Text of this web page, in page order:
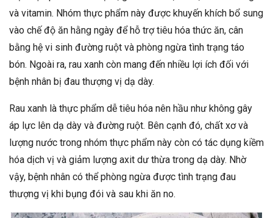
và vitamin. Nhóm thực phẩm này được khuyến khích bổ sung
vào chế độ ăn hằng ngày để hỗ trợ tiêu hóa thức ăn, cân
bằng hệ vi sinh đường ruột và phòng ngừa tình trạng táo
bón. Ngoài ra, rau xanh còn mang đến nhiều lợi ích đối với
bệnh nhân bị đau thượng vị dạ dày.
Rau xanh là thực phẩm dễ tiêu hóa nên hầu như không gây
áp lực lên dạ dày và đường ruột. Bên cạnh đó, chất xơ và
lượng nước trong nhóm thực phẩm này còn có tác dụng kiềm
hóa dịch vị và giảm lượng axit dư thừa trong dạ dày. Nhờ
vậy, bệnh nhân có thể phòng ngừa được tình trạng đau
thượng vị khi bụng đói và sau khi ăn no.